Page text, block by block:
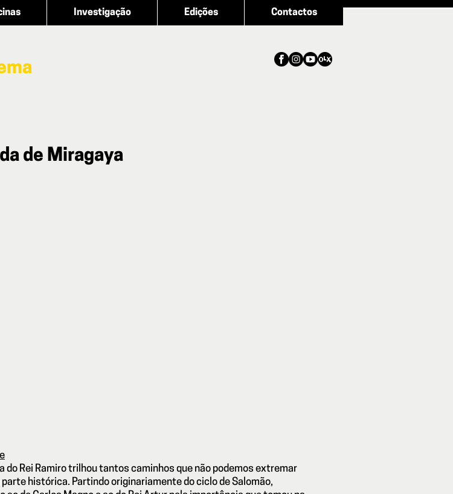
Investigação Edições Contactos
de Miragaya
do Rei Ramiro trilhou tantos caminhos que não podemos extremar
parte histórica. Partindo originariamente do ciclo de Salomão,